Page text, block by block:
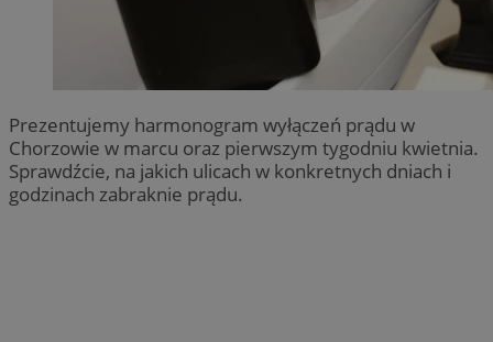
Prezentujemy harmonogram wyłączeń prądu w
Chorzowie w marcu oraz pierwszym tygodniu kwietnia.
Sprawdźcie, na jakich ulicach w konkretnych dniach i
godzinach zabraknie prądu.